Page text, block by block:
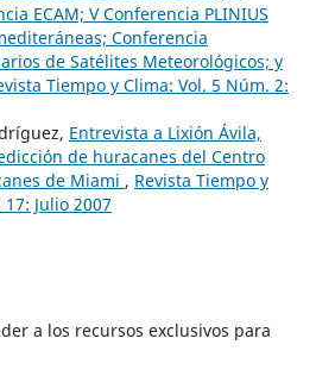
ECAM; V Conferencia PLINIUS
Conferencia
de Satélites Meteorológicos; y
Tiempo y Clima: Vol. 5 Núm. 2:
Entrevista a Lixión Ávila,
de huracanes del Centro
de Miami , Revista Tiempo y
Julio 2007
a los recursos exclusivos para